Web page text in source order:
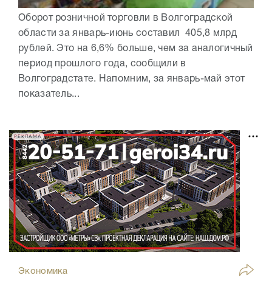
Оборот розничной торговли в Волгоградской
области за январь-июнь составил 405,8 млрд
рублей. Это на 6,6% больше, чем за аналогичный
период прошлого года, сообщили в
Волгоградстате. Напомним, за январь-май этот
показатель...
РЕКЛАМА
Экономика